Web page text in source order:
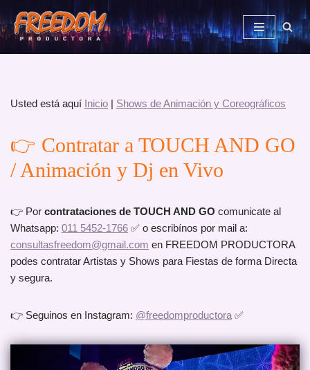
Saltar
al
Usted está aquí Inicio | Shows de Animación y Coreográficos
👉 Contratar a TOUCH AND GO
/ Animación y Dj en Vivo
👉 Por contrataciones de TOUCH AND GO comunicate al
Whatsapp: 011 5452-1766 ✅ o escribínos por mail a:
consultasfreedom@gmail.com en FREEDOM PRODUCTORA
podes contratar Artistas y Shows para Fiestas de forma Directa
y segura.
👉 Seguinos en Instagram: @freedomproductora ✅